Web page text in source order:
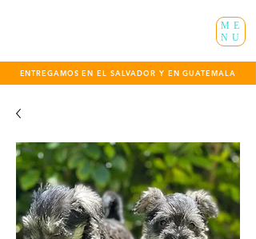
ENTREGAMOS EN EL SALVADOR Y EN GUATEMALA
ME
NU